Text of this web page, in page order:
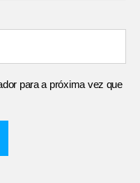
para a próxima vez que